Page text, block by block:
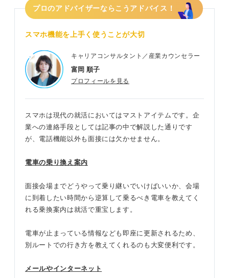
プロのアドバイザーならこうアドバイス！
スマホ機能を上手く使うことが大切
キャリアコンサルタント／産業カウンセラー
富岡 順子
プロフィールを見る
スマホは現代の就活においてはマストアイテムです。企
業への連絡手段としては記事の中で解説した通りです
が、電話機能以外も面接には欠かせません。
電車の乗り換え案内
面接会場までどうやって乗り継いでいけばいいか、会場
に到着したい時間から逆算して乗るべき電車を教えてく
れる乗換案内は就活で重宝します。
電車が止まっている情報なども即座に更新されるため、
別ルートでの行き方を教えてくれるのも大変便利です。
メールやインターネット